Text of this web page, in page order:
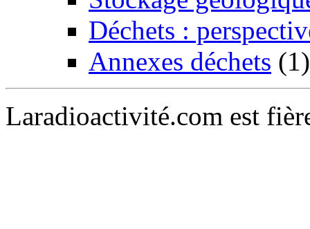
Déchets :
Annexes déchets (1)
Laradioactivité.com est